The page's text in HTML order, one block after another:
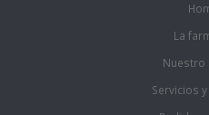
La
Nuestro
Servicios